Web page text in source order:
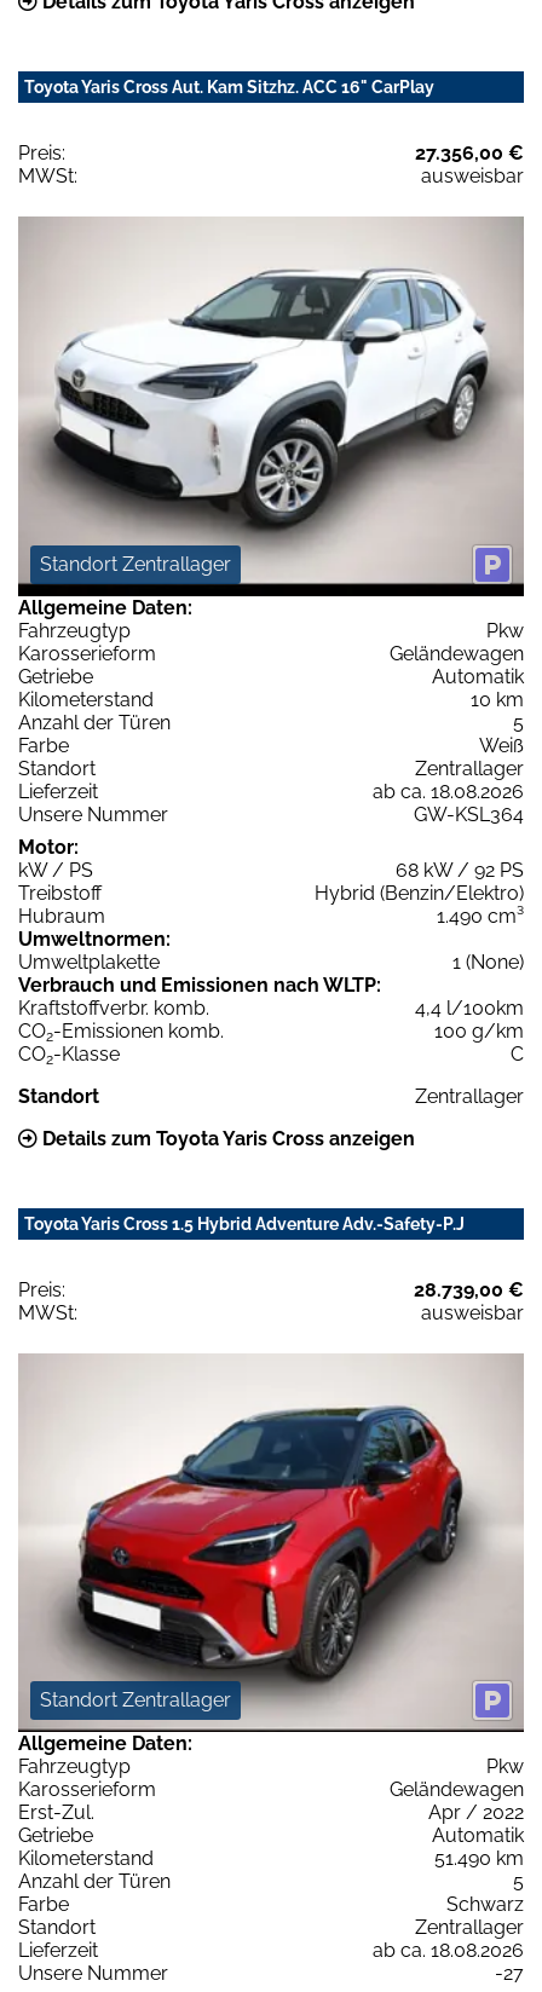
Toyota Yaris Cross Aut. Kam Sitzhz. ACC 16" CarPlay
Preis:
27.356,00 €
MWSt:
ausweisbar
Standort Zentrallager
Allgemeine Daten:
Fahrzeugtyp
Pkw
Karosserieform
Geländewagen
Getriebe
Automatik
Kilometerstand
10 km
Anzahl der Türen
5
Farbe
Weiß
Standort
Zentrallager
Lieferzeit
ab ca. 18.08.2026
Unsere Nummer
GW-KSL364
Motor:
kW / PS
68 kW / 92 PS
Treibstoff
Hybrid (Benzin/Elektro)
Hubraum
1.490 cm³
Umweltnormen:
Umweltplakette
1 (None)
Verbrauch und Emissionen nach WLTP:
Kraftstoffverbr. komb.
4,4 l/100km
CO2-Emissionen komb.
100 g/km
CO2-Klasse
C
Standort
Zentrallager
Details zum Toyota Yaris Cross anzeigen
Toyota Yaris Cross 1.5 Hybrid Adventure Adv.-Safety-P.J
Preis:
28.739,00 €
MWSt:
ausweisbar
Standort Zentrallager
Allgemeine Daten:
Fahrzeugtyp
Pkw
Karosserieform
Geländewagen
Erst-Zul.
Apr / 2022
Getriebe
Automatik
Kilometerstand
51.490 km
Anzahl der Türen
5
Farbe
Schwarz
Standort
Zentrallager
Lieferzeit
ab ca. 18.08.2026
Unsere Nummer
-27